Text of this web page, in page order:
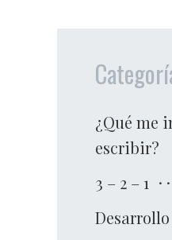
¿Qué me
escribir?
3 – 2 – 1